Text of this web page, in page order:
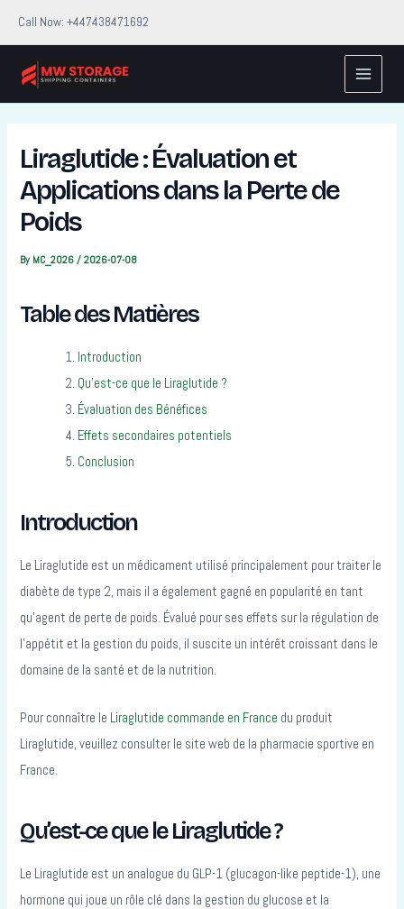
content
Call Now: +447438471692
Main
Menu
Liraglutide : Évaluation et
Applications dans la Perte de
Poids
By MC_2026 /2026-07-08
Table des Matières
Introduction
Qu’est-ce que le Liraglutide ?
Évaluation des Bénéfices
Effets secondaires potentiels
Conclusion
Introduction
Le Liraglutide est un médicament utilisé principalement pour traiter le
diabète de type 2, mais il a également gagné en popularité en tant
qu’agent de perte de poids. Évalué pour ses effets sur la régulation de
l’appétit et la gestion du poids, il suscite un intérêt croissant dans le
domaine de la santé et de la nutrition.
Pour connaître le Liraglutide commande en France du produit
Liraglutide, veuillez consulter le site web de la pharmacie sportive en
France.
Qu’est-ce que le Liraglutide ?
Le Liraglutide est un analogue du GLP-1 (glucagon-like peptide-1), une
hormone qui joue un rôle clé dans la gestion du glucose et la